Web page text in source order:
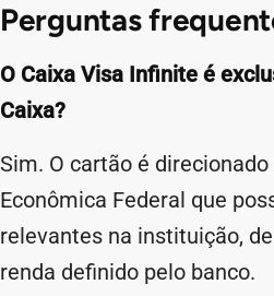
Perguntas
O Caixa Visa Infinite é
Caixa?
Sim. O cartão é
Econômica Federal que
relevantes na instituição,
renda definido pelo banco.